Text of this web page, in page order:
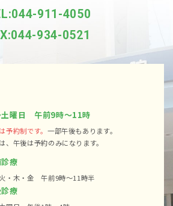
911-4050
934-0521
土曜日 午前9時～11時
予約制です。 一部午後もあります。
、午後は予約のみになります。
療
・木・金 午前9時～11時半
療